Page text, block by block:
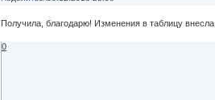
Получила, благодарю! Изменения в таблицу внесла
0